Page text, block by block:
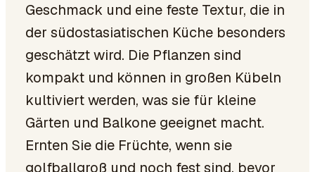
Geschmack und eine feste Textur, die in
der südostasiatischen Küche besonders
geschätzt wird. Die Pflanzen sind
kompakt und können in großen Kübeln
kultiviert werden, was sie für kleine
Gärten und Balkone geeignet macht.
Ernten Sie die Früchte, wenn sie
golfballgroß und noch fest sind, bevor